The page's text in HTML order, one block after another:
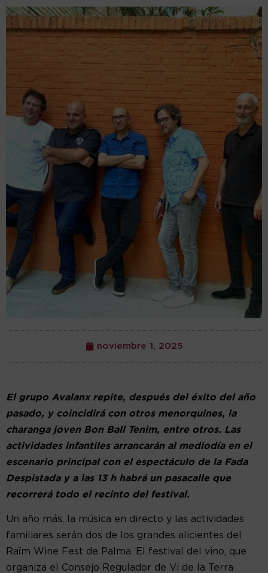
noviembre 1, 2025
El grupo Avalanx repite, después del éxito del año
pasado, y coincidirá con otros menorquines, la
charanga joven Bon Ball Tenim, entre otros. Las
actividades infantiles arrancarán al mediodía en el
escenario principal con el espectáculo de la Fada
Despistada y a las 13 h habrá un pasacalle que
recorrerá todo el recinto del festival.
Un año más, la música en directo y las actividades
familiares serán dos de los grandes alicientes del
Raïm Wine Fest de Palma. El festival del vino, que
organiza el Consejo Regulador de Vi de la Terra